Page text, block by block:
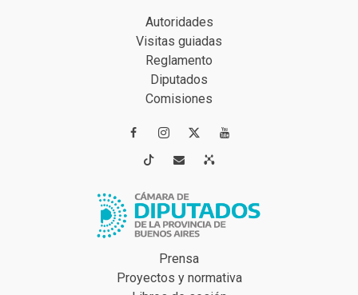
Autoridades
Visitas guiadas
Reglamento
Diputados
Comisiones
 
 
Prensa
Proyectos y normativa